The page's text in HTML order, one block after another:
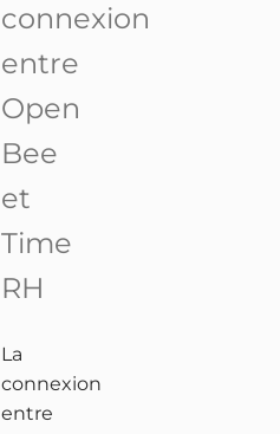
connexion
entre
Open
Bee
et
Time
RH
La
connexion
entre